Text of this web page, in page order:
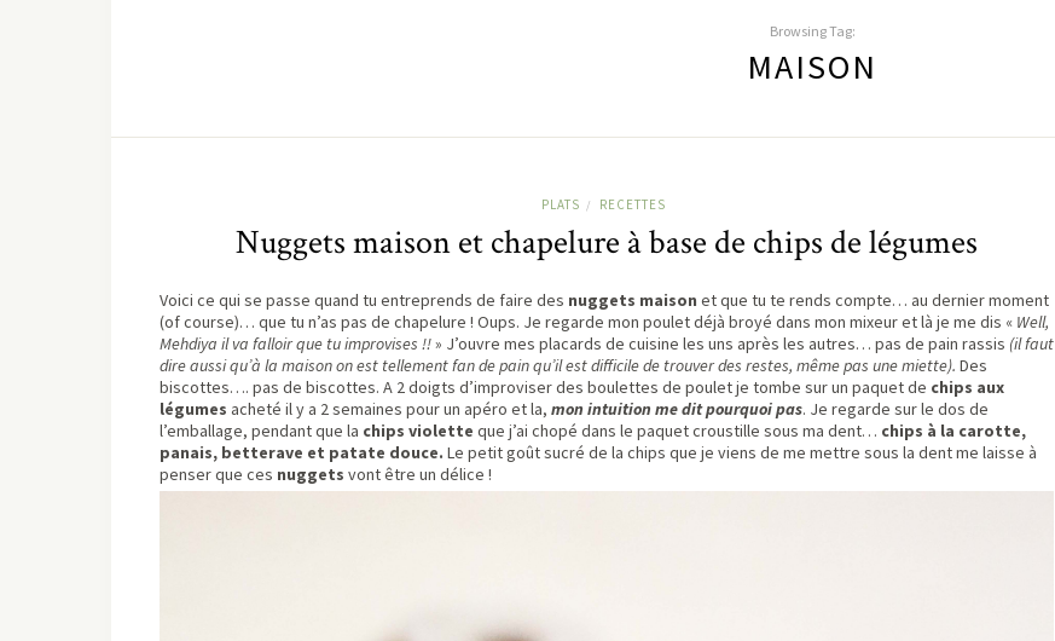
Browsing Tag:
MAISON
PLATS / RECETTES
Nuggets maison et chapelure à base de chips de légumes
Voici ce qui se passe quand tu entreprends de faire des nuggets maison et que tu te rends compte… au dernier moment
(of course)… que tu n’as pas de chapelure ! Oups. Je regarde mon poulet déjà broyé dans mon mixeur et là je me dis « Well,
Mehdiya il va falloir que tu improvises !!» J’ouvre mes placards de cuisine les uns après les autres… pas de pain rassis (il faut
dire aussi qu’à la maison on est tellement fan de pain qu’il est difficile de trouver des restes, même pas une miette). Des
biscottes…. pas de biscottes. A 2 doigts d’improviser des boulettes de poulet je tombe sur un paquet de chips aux
légumes acheté il y a 2 semaines pour un apéro et la, mon intuition me dit pourquoi pas. Je regarde sur le dos de
l’emballage, pendant que la chips violette que j’ai chopé dans le paquet croustille sous ma dent… chips à la carotte,
panais, betterave et patate douce. Le petit goût sucré de la chips que je viens de me mettre sous la dent me laisse à
penser que ces nuggets vont être un délice !